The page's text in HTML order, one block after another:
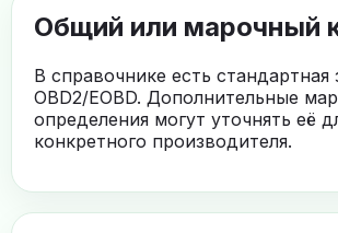
Общий или марочный
В справочнике есть стандартная
OBD2/EOBD. Дополнительные
определения могут уточнять её
конкретного производителя.